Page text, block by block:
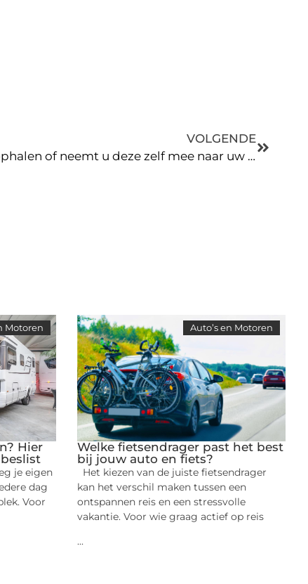
VOLGENDE
Laat u uw boot of caravan ophalen of neemt u deze zelf mee naar uw vakantiebestemming
Motoren
Hier
je eigen
dag
Voor
Auto’s en Motoren
Welke fietsendrager past het best
bij jouw auto en fiets?
Het kiezen van de juiste fietsendrager
kan het verschil maken tussen een
ontspannen reis en een stressvolle
vakantie. Voor wie graag actief op reis
...